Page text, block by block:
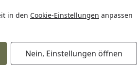
in den Cookie-Einstellungen anpassen
Nein, Einstellungen öffnen
inkl. gratis
im Sorglos-Paket:
Heidenau K38 3.00-10 TT